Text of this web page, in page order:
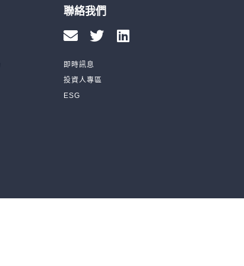
聯絡我們
即時訊息
投資人專區
ESG